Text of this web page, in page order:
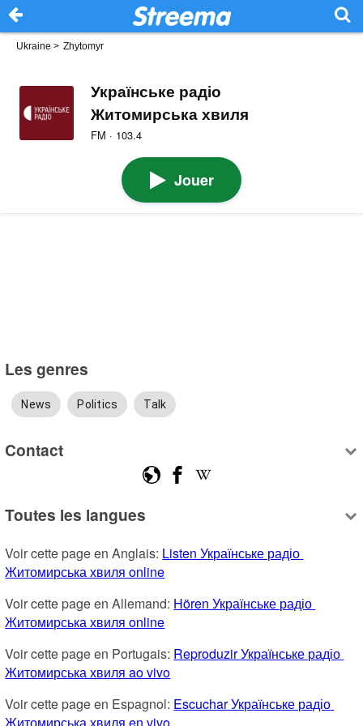
Ukraine > Zhytomyr
Українське радіо
Житомирська хвиля
FM · 103.4
Jouer
Les genres
News Politics Talk
Contact
Toutes les langues
Voir cette page en Anglais: Listen Українське радіо
Житомирська хвиля online
Voir cette page en Allemand: Hören Українське радіо
Житомирська хвиля online
Voir cette page en Portugais: Reproduzir Українське радіо
Житомирська хвиля ao vivo
Voir cette page en Espagnol: Escuchar Українське радіо
Житомирська хвиля en vivo